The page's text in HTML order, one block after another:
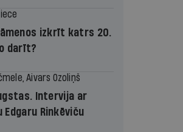
izkrīt katrs 20.
darīt?
Aivars Ozoliņš
Intervija ar
Rinkēviču